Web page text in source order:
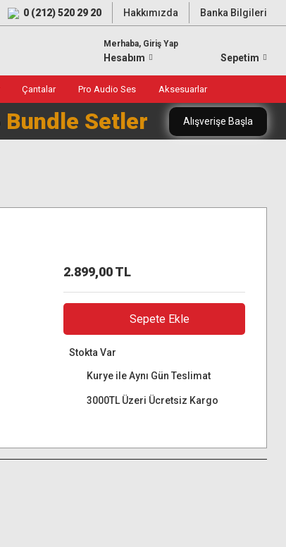
0 (212) 520 29 20 Hakkımızda Banka Bilgileri
Merhaba, Giriş Yap
Hesabım Sepetim
Çantalar Pro Audio Ses Aksesuarlar
Bundle Setler Alışverişe Başla
2.899,00 TL
Sepete Ekle
Stokta Var
Kurye ile Aynı Gün Teslimat
3000TL Üzeri Ücretsiz Kargo